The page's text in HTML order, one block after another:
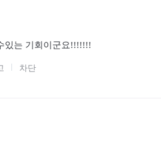
있는 기회이군요!!!!!!!
차단